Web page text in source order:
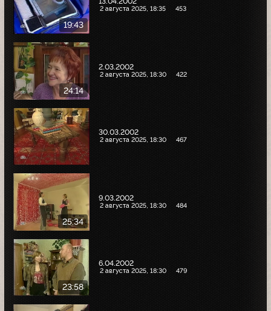
19:43
2 августа 2025, 18:35 453
24:14
2.03.2002
2 августа 2025, 18:30 422
30.03.2002
2 августа 2025, 18:30 467
25:34
9.03.2002
2 августа 2025, 18:30 484
23:58
6.04.2002
2 августа 2025, 18:30 479